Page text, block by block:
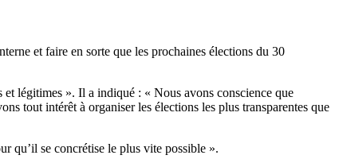
et faire en sorte que les prochaines élections du 30
légitimes ». Il a indiqué : « Nous avons conscience que
tout intérêt à organiser les élections les plus transparentes que
qu’il se concrétise le plus vite possible ».